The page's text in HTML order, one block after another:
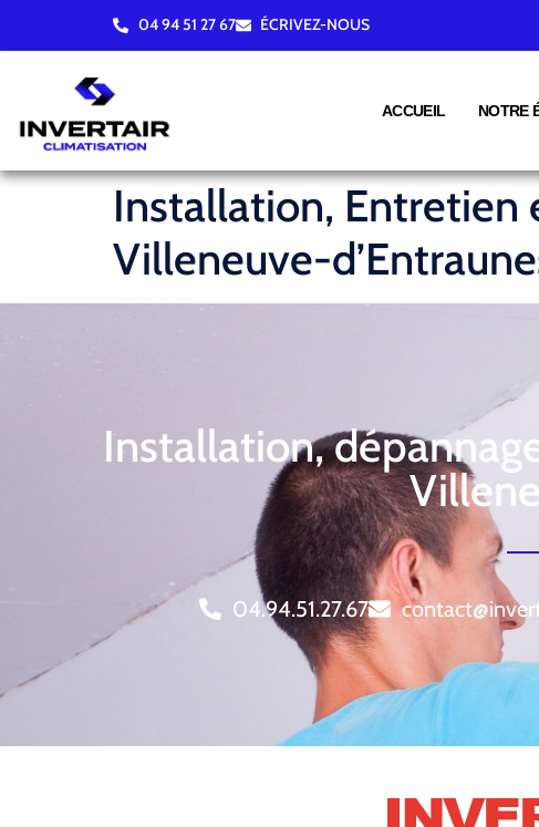
04 94 51 27 67 ÉCRIVEZ-NOUS
ACCUEIL NOTRE
Installation, Entretien
Villeneuve-
Installation,
04.94.51.27.67